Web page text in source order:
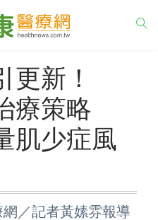
更新！
療策略
少症風
／記者黃嫊雰報導